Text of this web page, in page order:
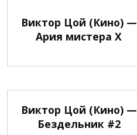
Виктор Цой (Кино) —
Ария мистера Х
Виктор Цой (Кино) —
Бездельник #2